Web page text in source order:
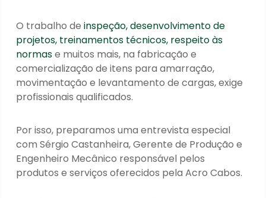
O trabalho deinspeção, desenvolvimento de
projetos, treinamentos técnicos, respeito às
normase muitos mais, na fabricação e
comercialização de itens para amarração,
movimentação e levantamento de cargas, exige
profissionais qualificados.
Por isso, preparamos uma entrevista especial
com Sérgio Castanheira, Gerente de Produção e
Engenheiro Mecânico responsável pelos
produtos e serviços oferecidos pela Acro Cabos.